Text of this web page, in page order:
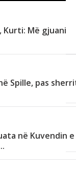
Kurti: Më gjuani
Spille, pas
në Kuvendin e